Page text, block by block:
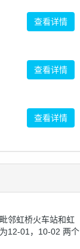
查看详情
查看详情
查看详情
邻虹桥火车站和虹
12-01，10-02 两个